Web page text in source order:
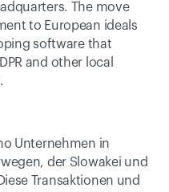
The move
to European ideals
software that
and other local
Unternehmen in
der Slowakei und
Transaktionen und